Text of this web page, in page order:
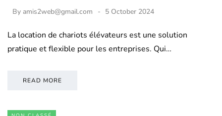
By amis2web@gmail.com 5 October 2024
La location de chariots élévateurs est une solution
pratique et flexible pour les entreprises. Qui…
READ MORE